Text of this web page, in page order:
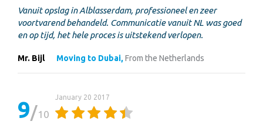
Vanuit opslag in Alblasserdam, professioneel en zeer
voortvarend behandeld. Communicatie vanuit NL was goed
en op tijd, het hele proces is uitstekend verlopen.
Mr. Bijl Moving to Dubai,From the Netherlands
9 10
January 20 2017